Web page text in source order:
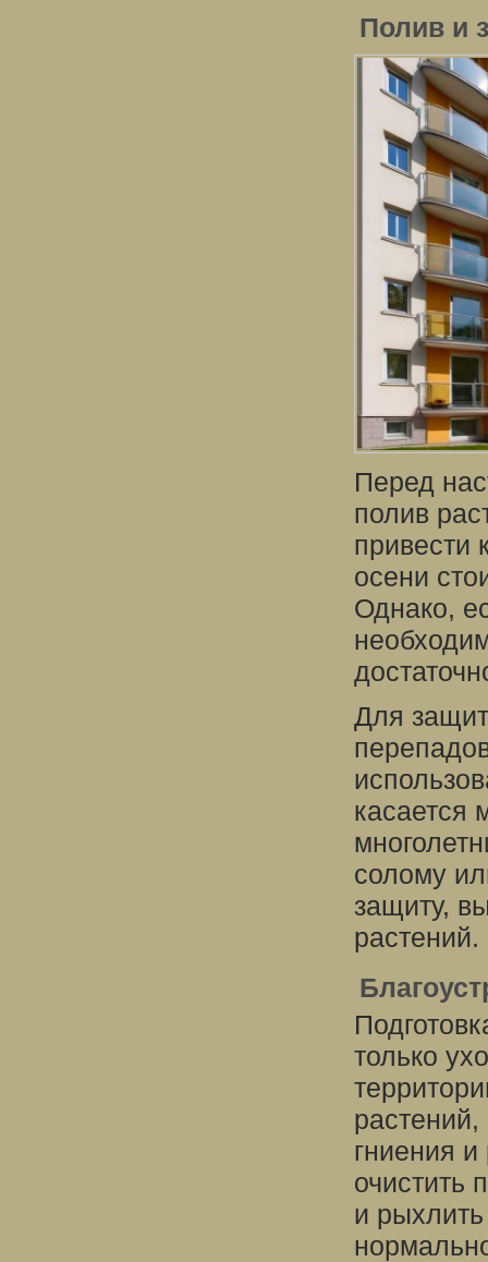
Полив и
Перед
полив
привести
осени
Однако,
Для
касается
солому
защиту,
растений.
только
гниения и
очистить
и